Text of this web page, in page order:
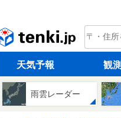
tenki.jp
天気予報 観測
雨雲レーダー